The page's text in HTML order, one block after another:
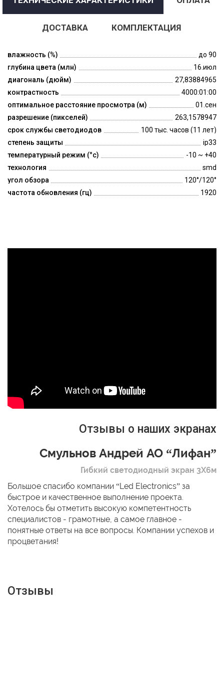
ДОСТАВКА КОМПЛЕКТАЦИЯ
влажность (%)
до 90
глубина цвета (млн)
16.июл
диагональ (дюйм)
27,83884965
контрастность
4000:01:00
оптимальное расстояние просмотра (м)
01.сен
разрешение (пикселей)
263,1578947
срок службы светодиодов
100 тыс. часов (11 лет)
степень защиты
ip33
температурный режим (°c)
-10 ~ +40
технология
smd
угол обзора
120°/120°
частота обновления (гц)
1920
Отзывы о наших экранах
Смульнов Андрей АО “Лифан”
Гибкий светодиодный экран 3Х6м
Большое спасибо компании “Led Electronics” за
быстрое и качественное выполнение проекта.
Хотелось бы отметить высокую компетентность
специалистов - грамотные, а самое главное -
понятные ответы на все вопросы. Компании успехов и
процветания!
Отзывы